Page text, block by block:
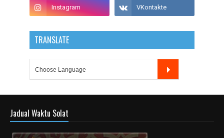
TRANSLATE
Jadual Waktu Solat